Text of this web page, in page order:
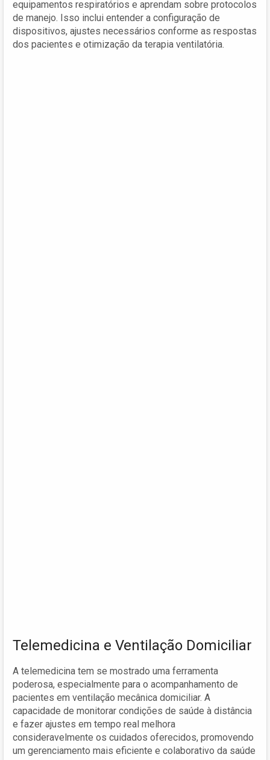
equipamentos respiratórios e aprendam sobre protocolos
de manejo. Isso inclui entender a configuração de
dispositivos, ajustes necessários conforme as respostas
dos pacientes e otimização da terapia ventilatória.
Telemedicina e Ventilação Domiciliar
A telemedicina tem se mostrado uma ferramenta
poderosa, especialmente para o acompanhamento de
pacientes em ventilação mecânica domiciliar. A
capacidade de monitorar condições de saúde à distância
e fazer ajustes em tempo real melhora
consideravelmente os cuidados oferecidos, promovendo
um gerenciamento mais eficiente e colaborativo da saúde